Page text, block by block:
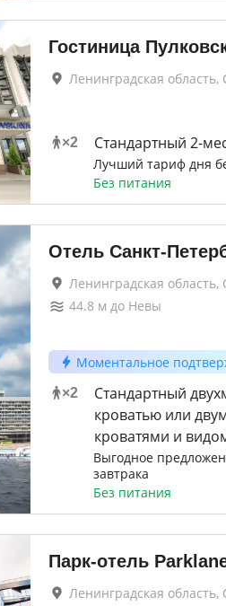
Гостиница
Ленинградская область,
×2 Стандартный 2-
Лучший тариф дня
Без питания
Отель Санкт-
Ленинградская область,
44.8 м до Невы
Моментальное
×2
Стандартный
кроватью или
кроватями и
Выгодное
завтрака
Без питания
Парк-отель
Ленинградская область,